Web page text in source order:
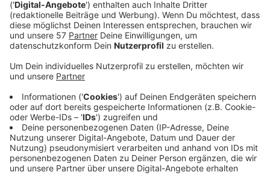
bis Montag, 1. August.
Die Raiffeisenstraße wird an der Kreuzung mit der
Mühlen- und Rembrandtstraße gesperrt, Anlieger
kommen dann nur noch aus Richtung
Feldstraße/Honigmannstraße in die
Raiffeisenstraße. Die Mühlenstraße in Höhe der
Einmündung Raffaelstraße gesperrt, dabei wird
der untere Abschnitt der Mühlenstraße von der
Forensberger Straße kommend zur Sackgasse. An
der Einmündung Mühlenstraße/Raffaelstraße kann
man von der Mühlenstraße aus Richtung